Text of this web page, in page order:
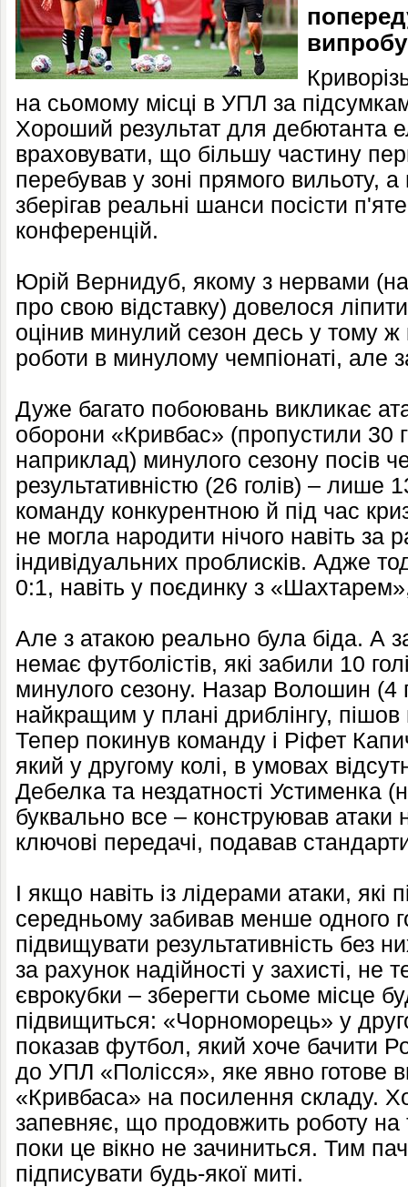
на сьомому місці в УПЛ за
Хороший результат для дебютанта
враховувати, що більшу частину
перебував у зоні прямого вильоту,
зберігав реальні шанси посісти
конференцій.
Юрій Вернидуб, якому з нервами
про свою відставку) довелося
оцінив минулий сезон десь у тому ж
роботи в минулому чемпіонаті, але
Дуже багато побоювань викликає
оборони «Кривбас» (пропустили 30
наприклад) минулого сезону посів
результативністю (26 голів) – лише
команду конкурентною й під час
не могла народити нічого навіть за
індивідуальних проблисків. Адже
0:1, навіть у поєдинку з
Але з атакою реально була біда. А
немає футболістів, які забили 10
минулого сезону. Назар Волошин (4
найкращим у плані дриблінгу,
Тепер покинув команду і Ріфет
який у другому колі, в умовах
Дебелка та нездатності Устименка
буквально все – конструював атаки
ключові передачі, подавав
І якщо навіть із лідерами атаки,
середньому забивав менше одного
підвищувати результативність без
за рахунок надійності у захисті, не
єврокубки – зберегти сьоме місце
підвищиться: «Чорноморець» у
показав футбол, який хоче бачити
до УПЛ «Полісся», яке явно готове
«Кривбаса» на посилення складу.
запевняє, що продовжить роботу
поки це вікно не зачиниться. Тим
підписувати будь-якої миті.